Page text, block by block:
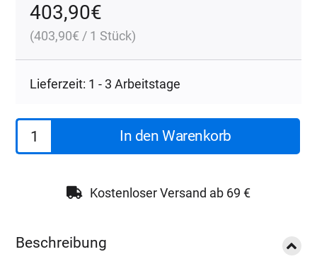
403,90€
(403,90€ / 1 Stück)
Lieferzeit: 1 - 3 Arbeitstage
Koch
Chemie
Multimatch
In den Warenkorb
Kostenloser Versand ab 69 €
Beschreibung